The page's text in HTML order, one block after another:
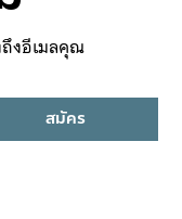
ถึงอีเมลคุณ
สมัคร